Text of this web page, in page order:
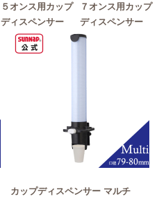
５オンス用カップ
ディスペンサー
７オンス用カップ
ディスペンサー
カップディスペンサー マルチ